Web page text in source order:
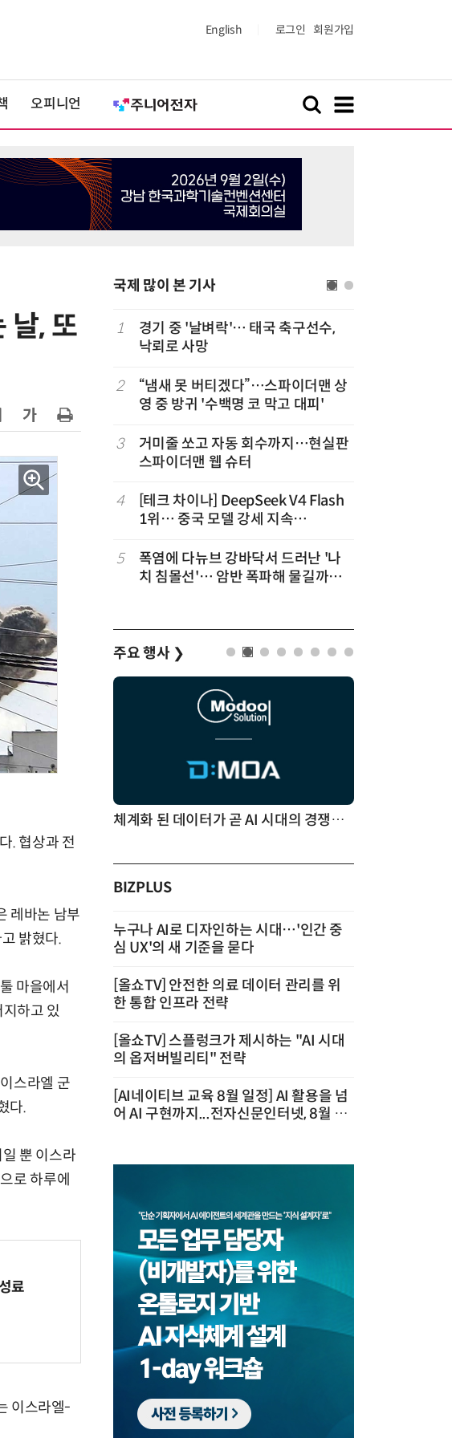
English 로그인 회원가입
오피니언
날, 또
. 협상과 전
레바논 남부
밝혔다.
마을에서
하고 있
스라엘 군
다.
뿐 이스라
로 하루에
료
이스라엘-
국제 많이 본 기사
크, 국방력
흔들”
7대 연쇄추돌
하려다 둘 다
시민권 안준
정조준
1
경기 중 '날벼락'… 태국 축구선수,
낙뢰로 사망
2
“냄새 못 버티겠다”…스파이더맨 상
영 중 방귀 '수백명 코 막고 대피'
3
거미줄 쏘고 자동 회수까지…현실판
스파이더맨 웹 슈터
4
[테크 차이나] DeepSeek V4 Flash
1위… 중국 모델 강세 지속
순위)
5
폭염에 다뉴브 강바닥서 드러난 '나
치 침몰선'… 암반 폭파해 물길까지
주요 행사 ❯
체계화 된 데이터가 곧 AI 시대의 경쟁력이다
BIZPLUS
누구나 AI로 디자인하는 시대…'인간 중
심 UX'의 새 기준을 묻다
[올쇼TV] 안전한 의료 데이터 관리를 위
한 통합 인프라 전략
[올쇼TV] 스플렁크가 제시하는 "AI 시대
의 옵저버빌리티" 전략
[AI네이티브 교육 8월 일정] AI 활용을 넘
어 AI 구현까지...전자신문인터넷, 8월 실